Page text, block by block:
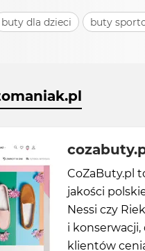
buty dla dzieci buty
CoZaButy.pl
jakości
Nessi czy
i
klientów